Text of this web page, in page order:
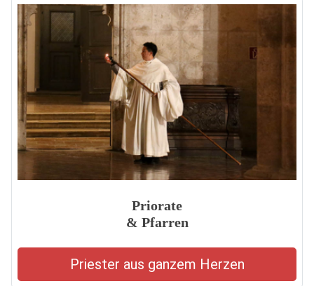
Priorate
& Pfarren
Priester aus ganzem Herzen